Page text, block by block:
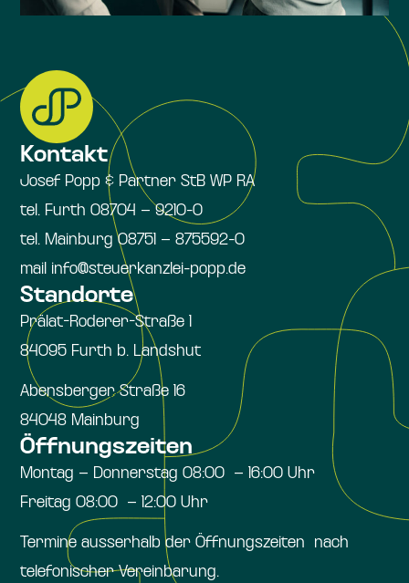
Kontakt
Josef Popp & Partner StB WP RA
tel. Furth 08704 – 9210-0
tel. Mainburg 08751 – 875592-0
mail info@steuerkanzlei-popp.de
Standorte
Prälat-Roderer-Straße 1
84095 Furth b. Landshut
Abensberger Straße 16
84048 Mainburg
Öffnungszeiten
Montag – Donnerstag 08:00 – 16:00 Uhr
Freitag 08:00 – 12:00 Uhr
Termine ausserhalb der Öffnungszeiten nach
telefonischer Vereinbarung.